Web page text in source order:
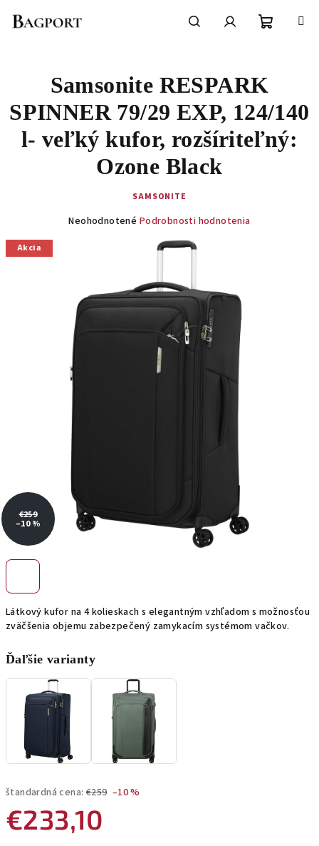
košík
Látkový kufor na 4 kolieskach s elegantným vzhľadom s možnosťou
zväčšenia objemu zabezpečený zamykacím systémom vačkov.
Ďaľšie varianty
štandardná cena: €259 –10 %
€233,10
Samsonite RESPARK
SPINNER 79/29 EXP, 124/140
l- veľký kufor, rozšíriteľný:
Ozone Black
SAMSONITE
produktu
Neohodnotené Podrobnosti hodnotenia
Akcia
€259
–10 %